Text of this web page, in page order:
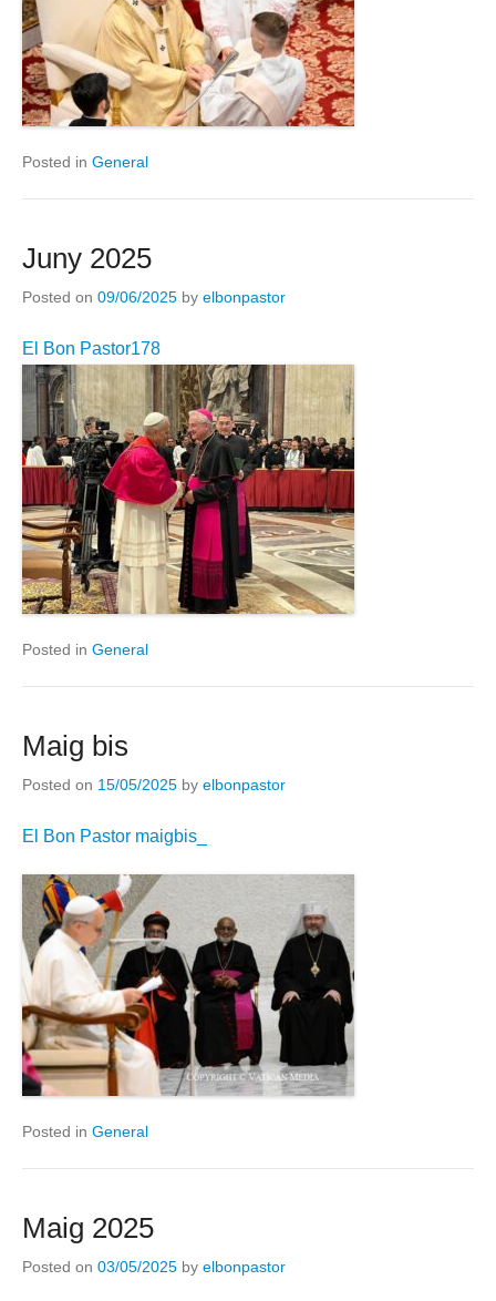
Posted in General
Juny 2025
Posted on 09/06/2025 by elbonpastor
El Bon Pastor178
Posted in General
Maig bis
Posted on 15/05/2025 by elbonpastor
El Bon Pastor maigbis_
Posted in General
Maig 2025
Posted on 03/05/2025 by elbonpastor